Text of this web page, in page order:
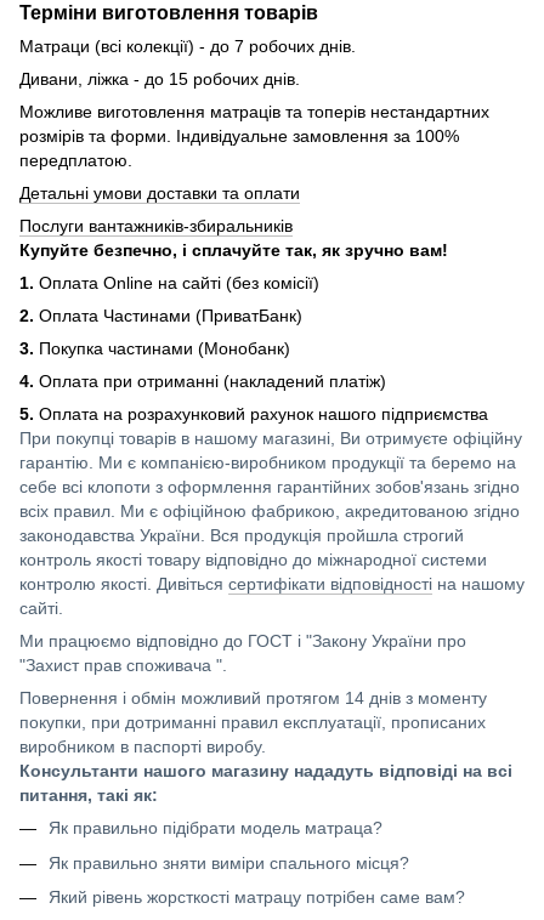
Терміни виготовлення товарів
Матраци (всі колекції) - до 7 робочих днів.
Дивани, ліжка - до 15 робочих днів.
Можливе виготовлення матраців та топерів нестандартних
розмірів та форми. Індивідуальне замовлення за 100%
передплатою.
Детальні умови доставки та оплати
Послуги вантажників-збиральників
Купуйте безпечно, і сплачуйте так, як зручно вам!
1. Оплата Online на сайті (без комісії)
2. Оплата Частинами (ПриватБанк)
3. Покупка частинами (Монобанк)
4. Оплата при отриманні (накладений платіж)
5. Оплата на розрахунковий рахунок нашого підприємства
При покупці товарів в нашому магазині, Ви отримуєте офіційну
гарантію. Ми є компанією-виробником продукції та беремо на
себе всі клопоти з оформлення гарантійних зобов'язань згідно
всіх правил. Ми є офіційною фабрикою, акредитованою згідно
законодавства України. Вся продукція пройшла строгий
контроль якості товару відповідно до міжнародної системи
контролю якості. Дивіться сертифікати відповідності на нашому
сайті.
Ми працюємо відповідно до ГОСТ і "Закону України про
"Захист прав споживача ".
Повернення і обмін можливий протягом 14 днів з моменту
покупки, при дотриманні правил експлуатації, прописаних
виробником в паспорті виробу.
Консультанти нашого магазину нададуть відповіді на всі
питання, такі як:
Як правильно підібрати модель матраца?
Як правильно зняти виміри спального місця?
Який рівень жорсткості матрацу потрібен саме вам?